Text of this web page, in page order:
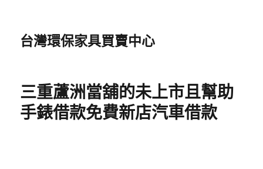
台灣環保家具買賣中心
三重蘆洲當舖的未上市且幫助
手錶借款免費新店汽車借款